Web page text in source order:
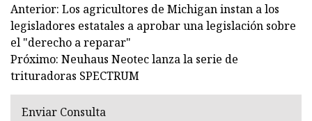
Anterior: Los agricultores de Michigan instan a los
legisladores estatales a aprobar una legislación sobre
el "derecho a reparar"
Próximo: Neuhaus Neotec lanza la serie de
trituradoras SPECTRUM
Enviar Consulta